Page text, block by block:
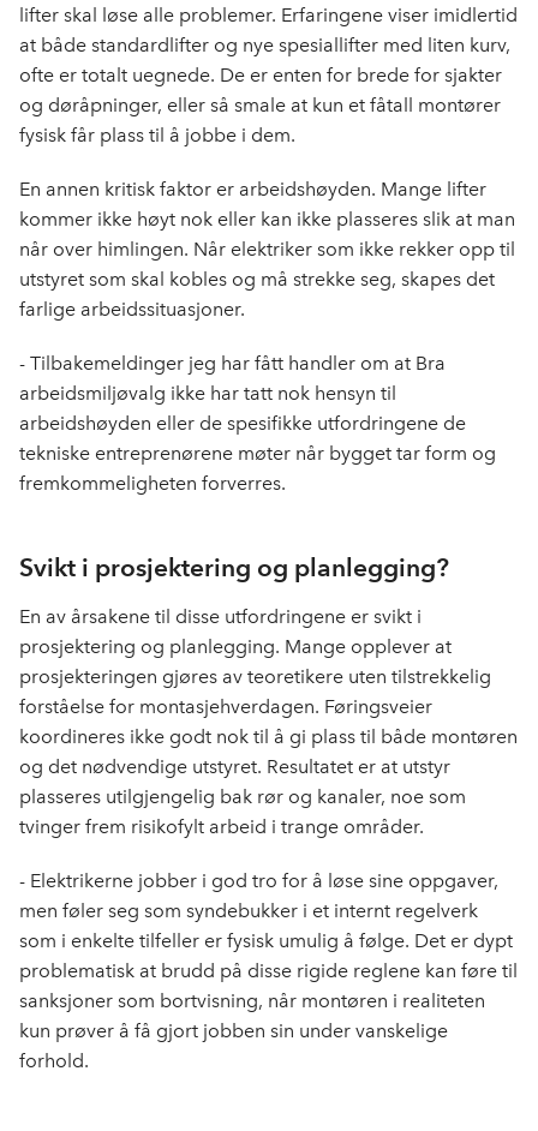
lifter skal løse alle problemer. Erfaringene viser imidlertid
at både standardlifter og nye spesiallifter med liten kurv,
ofte er totalt uegnede. De er enten for brede for sjakter
og døråpninger, eller så smale at kun et fåtall montører
fysisk får plass til å jobbe i dem.
En annen kritisk faktor er arbeidshøyden. Mange lifter
kommer ikke høyt nok eller kan ikke plasseres slik at man
når over himlingen. Når elektriker som ikke rekker opp til
utstyret som skal kobles og må strekke seg, skapes det
farlige arbeidssituasjoner.
- Tilbakemeldinger jeg har fått handler om at Bra
arbeidsmiljøvalg ikke har tatt nok hensyn til
arbeidshøyden eller de spesifikke utfordringene de
tekniske entreprenørene møter når bygget tar form og
fremkommeligheten forverres.
Svikt i prosjektering og planlegging?
En av årsakene til disse utfordringene er svikt i
prosjektering og planlegging. Mange opplever at
prosjekteringen gjøres av teoretikere uten tilstrekkelig
forståelse for montasjehverdagen. Føringsveier
koordineres ikke godt nok til å gi plass til både montøren
og det nødvendige utstyret. Resultatet er at utstyr
plasseres utilgjengelig bak rør og kanaler, noe som
tvinger frem risikofylt arbeid i trange områder.
- Elektrikerne jobber i god tro for å løse sine oppgaver,
men føler seg som syndebukker i et internt regelverk
som i enkelte tilfeller er fysisk umulig å følge. Det er dypt
problematisk at brudd på disse rigide reglene kan føre til
sanksjoner som bortvisning, når montøren i realiteten
kun prøver å få gjort jobben sin under vanskelige
forhold.